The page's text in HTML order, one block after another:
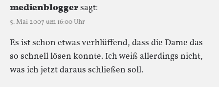
medienbloggersagt:
5. Mai 2007 um 16:00 Uhr
Es ist schon etwas verblüffend, dass die Dame das
so schnell lösen konnte. Ich weiß allerdings nicht,
was ich jetzt daraus schließen soll.